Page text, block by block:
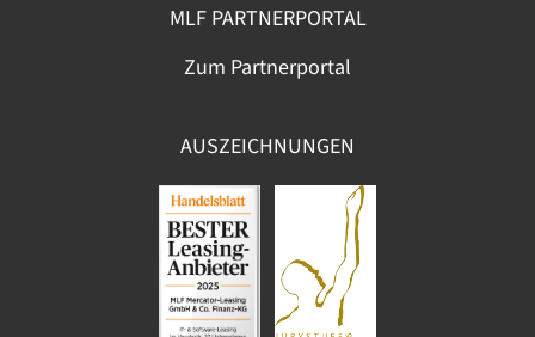
MLF PARTNERPORTAL
Zum Partnerportal
AUSZEICHNUNGEN